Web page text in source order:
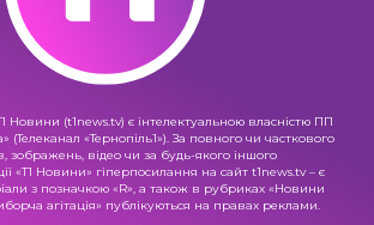
Новини (t1news.tv) є інтелектуальною власністю ПП
(Телеканал «Тернопіль1»). За повного чи часткового
зображень, відео чи за будь-якого іншого
«Т1 Новини» гіперпосилання на сайт t1news.tv – є
з позначкою «R», а також в рубриках «Новини
агітація» публікуються на правах реклами.